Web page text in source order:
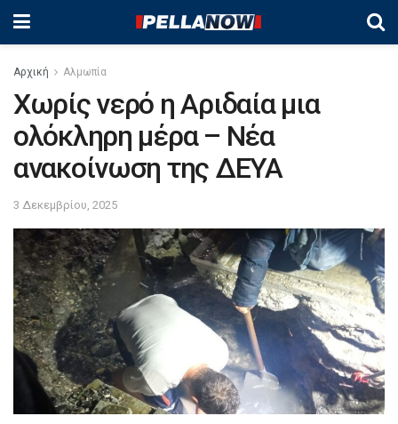
Αρχική Αλμωπία
Χωρίς νερό η Αριδαία μια
ολόκληρη μέρα – Νέα
ανακοίνωση της ΔΕΥΑ
3 Δεκεμβρίου, 2025